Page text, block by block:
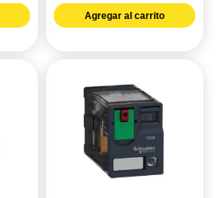
estado
Agregar al carrito